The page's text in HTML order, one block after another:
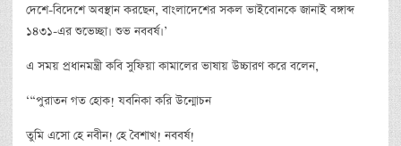
দেশে-বিদেশে অবস্থান করছেন, বাংলাদেশের সকল ভাইবোনকে জানাই বঙ্গাব্দ
১৪৩১-এর শুভেচ্ছা। শুভ নববর্ষ।’
এ সময় প্রধানমন্ত্রী কবি সুফিয়া কামালের ভাষায় উচ্চারণ করে বলেন,
‘“পুরাতন গত হোক! যবনিকা করি উন্মোচন
তুমি এসো হে নবীন! হে বৈশাখ! নববর্ষ!